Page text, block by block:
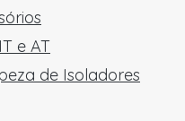
e AT
de Isoladores